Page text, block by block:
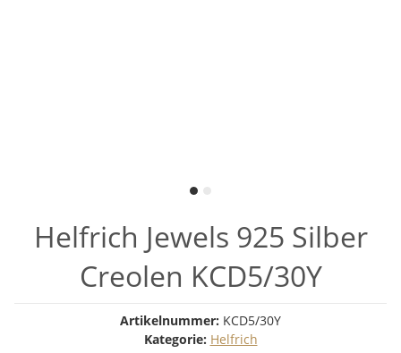
Helfrich Jewels 925 Silber
Creolen KCD5/30Y
Artikelnummer: KCD5/30Y
Kategorie: Helfrich